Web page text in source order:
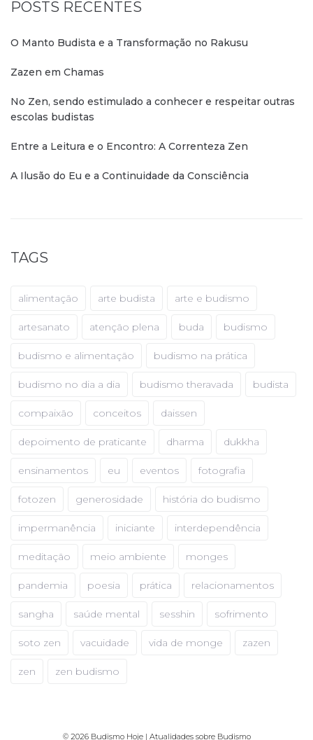
POSTS RECENTES
O Manto Budista e a Transformação no Rakusu
Zazen em Chamas
No Zen, sendo estimulado a conhecer e respeitar outras
escolas budistas
Entre a Leitura e o Encontro: A Correnteza Zen
A Ilusão do Eu e a Continuidade da Consciência
TAGS
alimentação arte budista arte e budismo
artesanato atenção plena buda budismo
budismo e alimentação budismo na prática
budismo no dia a dia budismo theravada budista
compaixão conceitos daissen
depoimento de praticante dharma dukkha
ensinamentos eu eventos fotografia
fotozen generosidade história do budismo
impermanência iniciante interdependência
meditação meio ambiente monges
pandemia poesia prática relacionamentos
sangha saúde mental sesshin sofrimento
soto zen vacuidade vida de monge zazen
zen zen budismo
© 2026 Budismo Hoje | Atualidades sobre Budismo